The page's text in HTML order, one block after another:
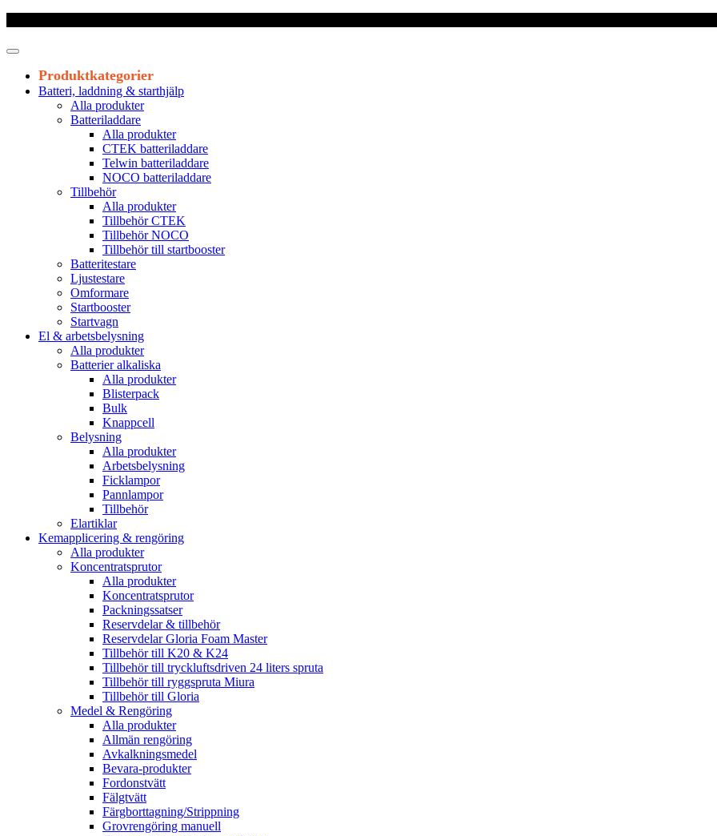
Produktkategorier
Batteri, laddning & starthjälp
Alla produkter
Batteriladdare
Alla produkter
CTEK batteriladdare
Telwin batteriladdare
NOCO batteriladdare
Tillbehör
Alla produkter
Tillbehör CTEK
Tillbehör NOCO
Tillbehör till startbooster
Batteritestare
Ljustestare
Omformare
Startbooster
Startvagn
El & arbetsbelysning
Alla produkter
Batterier alkaliska
Alla produkter
Blisterpack
Bulk
Knappcell
Belysning
Alla produkter
Arbetsbelysning
Ficklampor
Pannlampor
Tillbehör
Elartiklar
Kemapplicering & rengöring
Alla produkter
Koncentratsprutor
Alla produkter
Koncentratsprutor
Packningssatser
Reservdelar & tillbehör
Reservdelar Gloria Foam Master
Tillbehör till K20 & K24
Tillbehör till tryckluftsdriven 24 liters spruta
Tillbehör till ryggspruta Miura
Tillbehör till Gloria
Medel & Rengöring
Alla produkter
Allmän rengöring
Avkalkningsmedel
Bevara-produkter
Fordonstvätt
Fälgtvätt
Färgborttagning/Strippning
Grovrengöring manuell